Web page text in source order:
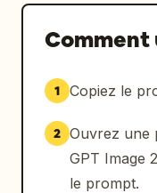
1 Copiez le
2 Ouvrez une
GPT Image
le prompt.